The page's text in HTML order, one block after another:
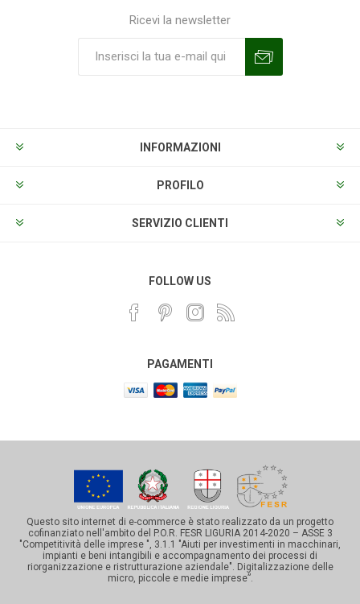
Ricevi la newsletter
INFORMAZIONI
PROFILO
SERVIZIO CLIENTI
FOLLOW US
PAGAMENTI
Questo sito internet di e-commerce è stato realizzato da un progetto
cofinanziato nell'ambito del P.O.R. FESR LIGURIA 2014-2020 – ASSE 3
"Competitività delle imprese ", 3.1.1 "Aiuti per investimenti in macchinari,
impianti e beni intangibili e accompagnamento dei processi di
riorganizzazione e ristrutturazione aziendale". Digitalizzazione delle
micro, piccole e medie imprese”.